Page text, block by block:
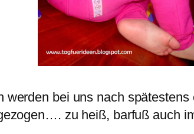
werden bei uns nach
zu heiß, barfuß auch